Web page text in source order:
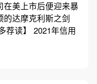
在美上市后便迎来暴
的达摩克利斯之剑
荐读】 2021年信用